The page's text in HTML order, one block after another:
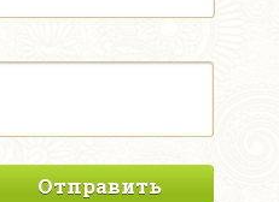
Отправить